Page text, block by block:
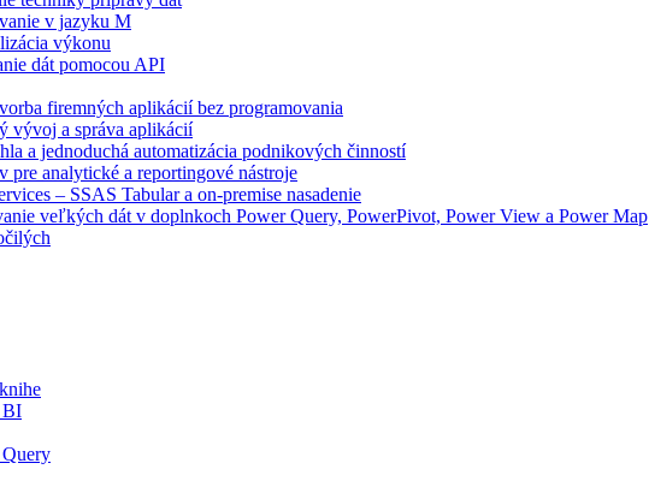
v jazyku M
výkonu
dát pomocou API
firemných aplikácií bez programovania
vývoj a správa aplikácií
a jednoduchá automatizácia podnikových činností
pre analytické a reportingové nástroje
– SSAS Tabular a on-premise nasadenie
veľkých dát v doplnkoch Power Query, PowerPivot, Power View a Power Map
BI